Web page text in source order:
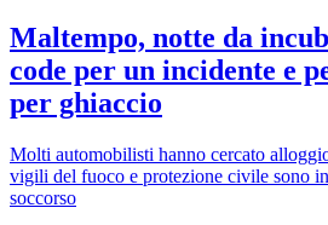
Maltempo, notte da
code per un incidente e
per ghiaccio
Molti automobilisti hanno cercato
vigili del fuoco e protezione civile sono
soccorso